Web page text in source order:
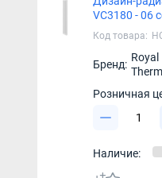
VC3180 - 06
Код товара:
Бренд:
Royal
Розничная
Наличие: